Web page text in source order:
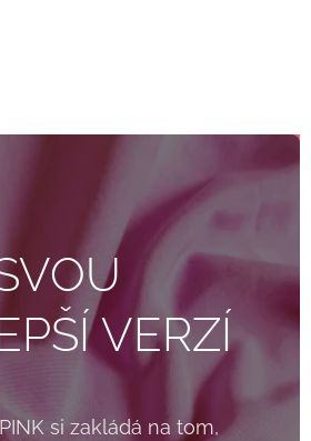
VERZÍ
si zakládá na tom,